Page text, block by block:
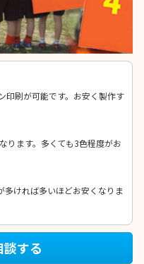
印刷が可能です。お安く製作す
ります。多くても3色程度がお
多ければ多いほどお安くなりま
する